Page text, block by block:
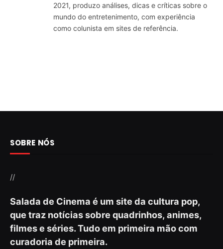
2021, produzo análises, dicas e críticas sobre o
mundo do entretenimento, com experiência
como colunista em sites de referência.
SOBRE NÓS
//
Salada de Cinema é um site da cultura pop,
que traz notícias sobre quadrinhos, animes,
filmes e séries. Tudo em primeira mão com
curadoria de primeira.